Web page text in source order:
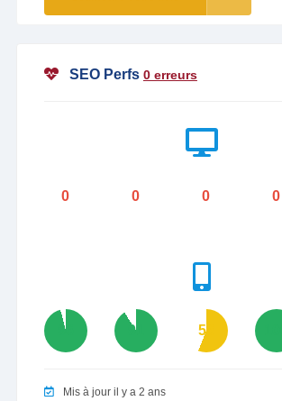
SEO Perfs 0 erreurs
0 0 0 0
96 91 56
Mis à jour il y a 2 ans